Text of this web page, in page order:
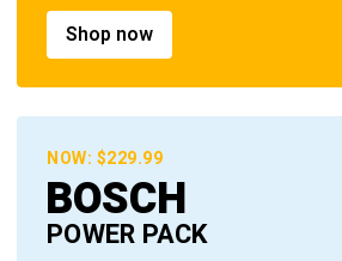
Shop now
NOW: $229.99
BOSCH
POWER PACK